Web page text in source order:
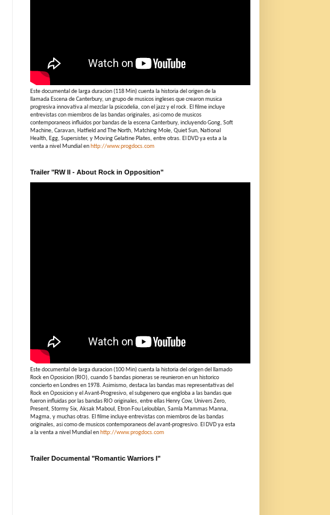
Este documental de larga duracion (118 Min) cuenta la historia del origen de la
llamada Escena de Canterbury, un grupo de musicos ingleses que crearon musica
progresiva innovativa al mezclar la psicodelia, con el jazz y el rock. El filme incluye
entrevistas con miembros de las bandas originales, asi como de musicos
contemporaneos influidos por bandas de la escena Canterbury, incluyendo Gong, Soft
Machine, Caravan, Hatfield and The North, Matching Mole, Quiet Sun, National
Health, Egg, Supersister, y Moving Gelatine Plates, entre otras. El DVD ya esta a la
venta a nivel Mundial enhttp://www.progdocs.com
Trailer "RW II - About Rock in Opposition"
Este documental de larga duracion (100 Min) cuenta la historia del origen del llamado
Rock en Oposicion (RIO), cuando 5 bandas pioneras se reunieron en un historico
concierto en Londres en 1978. Asimismo, destaca las bandas mas representativas del
Rock en Oposicion y el Avant-Progresivo, el subgenero que engloba a las bandas que
fueron influidas por las bandas RIO originales, entre ellas Henry Cow, Univers Zero,
Present, Stormy Six, Aksak Maboul, Etron Fou Leloublan, Samla Mammas Manna,
Magma, y muchas otras. El filme incluye entrevistas con miembros de las bandas
originales, asi como de musicos contemporaneos del avant-progresivo. El DVD ya esta
a la venta a nivel Mundial enhttp://www.progdocs.com
Trailer Documental "Romantic Warriors I"